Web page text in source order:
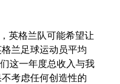
英格兰队可能希望让
兰足球运动员平均
这一年度总收入与我
考虑任何创造性的